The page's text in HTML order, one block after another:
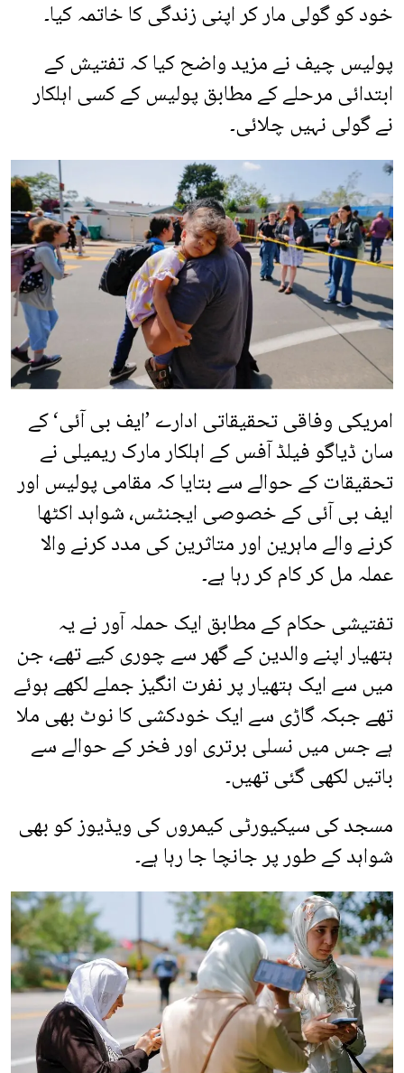
خود کو گولی مار کر اپنی زندگی کا خاتمہ کیا۔
پولیس چیف نے مزید واضح کیا کہ تفتیش کے
ابتدائی مرحلے کے مطابق پولیس کے کسی اہلکار
نے گولی نہیں چلائی۔
امریکی وفاقی تحقیقاتی ادارے ’ایف بی آئی‘ کے
سان ڈیاگو فیلڈ آفس کے اہلکار مارک ریمیلی نے
تحقیقات کے حوالے سے بتایا کہ مقامی پولیس اور
ایف بی آئی کے خصوصی ایجنٹس، شواہد اکٹھا
کرنے والے ماہرین اور متاثرین کی مدد کرنے والا
عملہ مل کر کام کر رہا ہے۔
تفتیشی حکام کے مطابق ایک حملہ آور نے یہ
ہتھیار اپنے والدین کے گھر سے چوری کیے تھے، جن
میں سے ایک ہتھیار پر نفرت انگیز جملے لکھے ہوئے
تھے جبکہ گاڑی سے ایک خودکشی کا نوٹ بھی ملا
ہے جس میں نسلی برتری اور فخر کے حوالے سے
باتیں لکھی گئی تھیں۔
مسجد کی سیکیورٹی کیمروں کی ویڈیوز کو بھی
شواہد کے طور پر جانچا جا رہا ہے۔